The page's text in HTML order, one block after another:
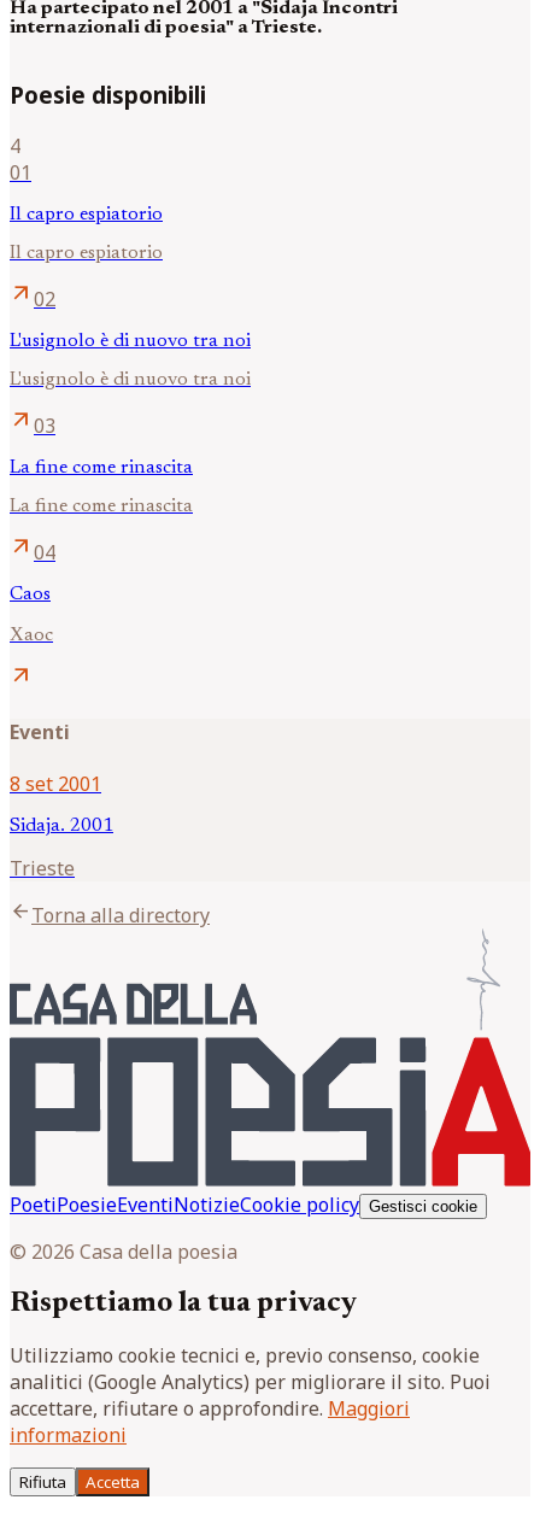
Ha partecipato nel 2001 a "Sidaja Incontri
internazionali di poesia" a Trieste.
Poesie disponibili
4
01
Il capro espiatorio
Il capro espiatorio
arrow_outward 02
L'usignolo è di nuovo tra noi
L'usignolo è di nuovo tra noi
arrow_outward 03
La fine come rinascita
La fine come rinascita
arrow_outward 04
Caos
Хaoc
arrow_outward
Eventi
8 set 2001
Sidaja. 2001
Trieste
arrow_backTorna alla directory
PoetiPoesieEventiNotizieCookie policy Gestisci cookie
© 2026 Casa della poesia
Rispettiamo la tua privacy
Utilizziamo cookie tecnici e, previo consenso, cookie
analitici (Google Analytics) per migliorare il sito. Puoi
accettare, rifiutare o approfondire. Maggiori
informazioni
Rifiuta Accetta